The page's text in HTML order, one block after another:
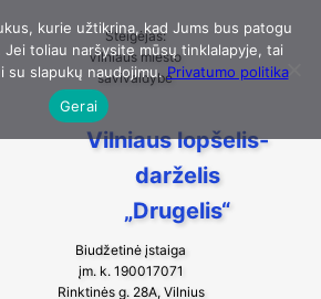
Steigėjas:
Vilniaus miesto
savivaldybė
Vilniaus lopšelis-
darželis
„Drugelis“
Biudžetinė įstaiga
įm. k. 190017071
Rinktinės g. 28A, Vilnius
kurie užtikrina, kad Jums bus patogu
toliau naršysite mūsų tinklalapyje, tai
su slapukų naudojimu. Privatumo politika
Gerai